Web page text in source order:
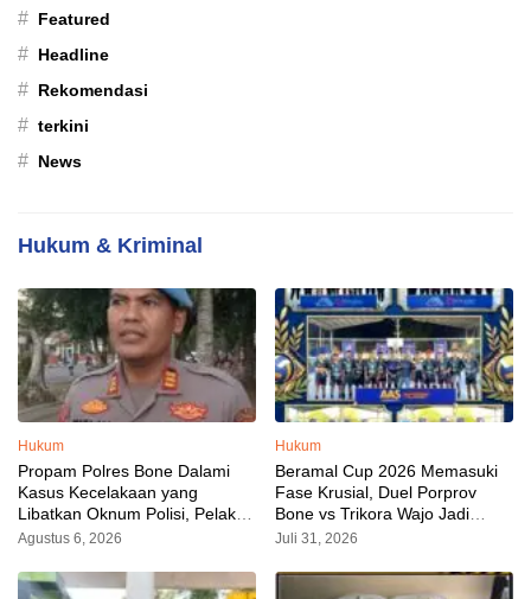
# Featured
# Headline
# Rekomendasi
# terkini
# News
Hukum & Kriminal
Hukum
Propam Polres Bone Dalami
Kasus Kecelakaan yang
Libatkan Oknum Polisi, Pelaku
Sudah Diamankan
Agustus 6, 2026
Hukum
Beramal Cup 2026 Memasuki
Fase Krusial, Duel Porprov
Bone vs Trikora Wajo Jadi
Sorotan Malam Ini
Juli 31, 2026